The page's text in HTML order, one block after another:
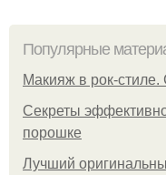
Популярные
Макияж в рок-стиле.
Секреты
порошке
Лучший